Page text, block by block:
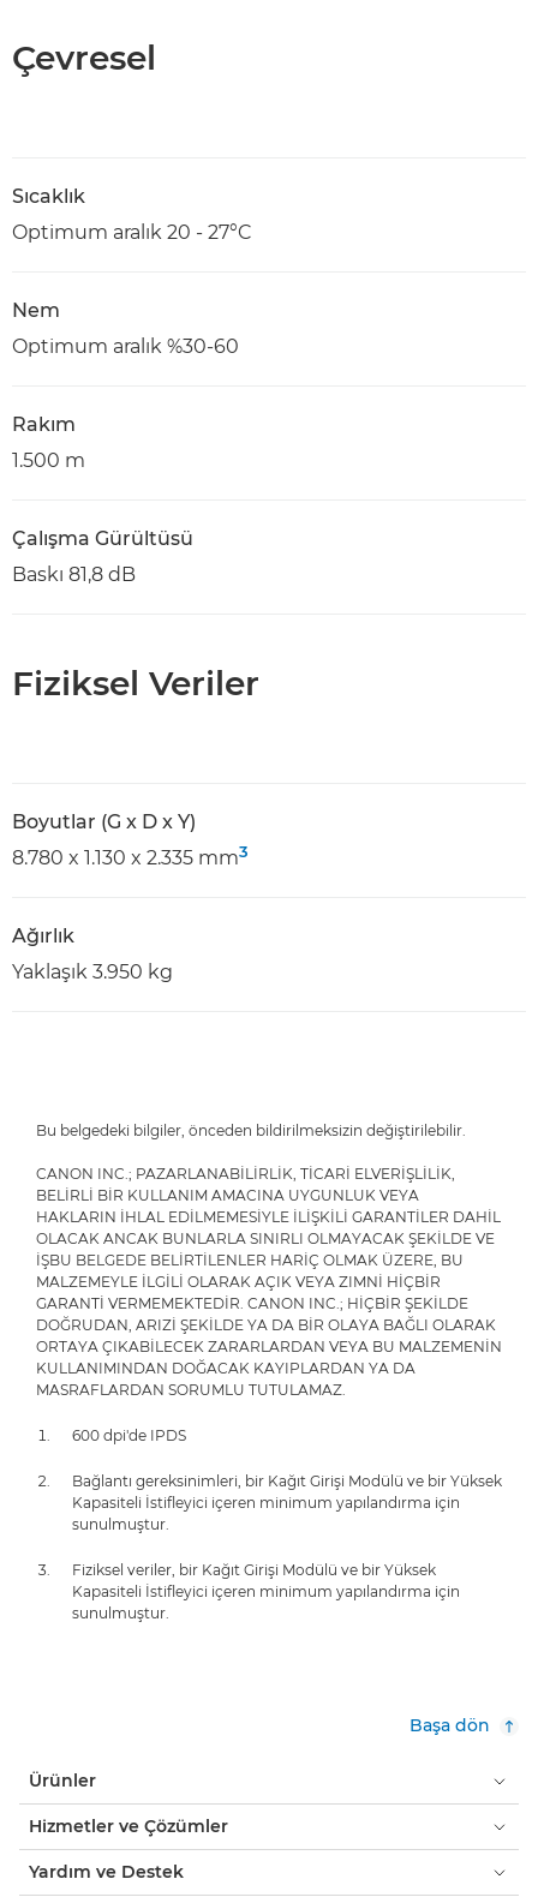
Çevresel
Sıcaklık
Optimum aralık 20 - 27°C
Nem
Optimum aralık %30-60
Rakım
1.500 m
Çalışma Gürültüsü
Baskı 81,8 dB
Fiziksel Veriler
Boyutlar (G x D x Y)
8.780 x 1.130 x 2.335 mm3
Ağırlık
Yaklaşık 3.950 kg
Bu belgedeki bilgiler, önceden bildirilmeksizin değiştirilebilir.
CANON INC.; PAZARLANABİLİRLİK, TİCARİ ELVERİŞLİLİK,
BELİRLİ BİR KULLANIM AMACINA UYGUNLUK VEYA
HAKLARIN İHLAL EDİLMEMESİYLE İLİŞKİLİ GARANTİLER DAHİL
OLACAK ANCAK BUNLARLA SINIRLI OLMAYACAK ŞEKİLDE VE
İŞBU BELGEDE BELİRTİLENLER HARİÇ OLMAK ÜZERE, BU
MALZEMEYLE İLGİLİ OLARAK AÇIK VEYA ZIMNİ HİÇBİR
GARANTİ VERMEMEKTEDİR. CANON INC.; HİÇBİR ŞEKİLDE
DOĞRUDAN, ARIZİ ŞEKİLDE YA DA BİR OLAYA BAĞLI OLARAK
ORTAYA ÇIKABİLECEK ZARARLARDAN VEYA BU MALZEMENİN
KULLANIMINDAN DOĞACAK KAYIPLARDAN YA DA
MASRAFLARDAN SORUMLU TUTULAMAZ.
600 dpi'de IPDS
Bağlantı gereksinimleri, bir Kağıt Girişi Modülü ve bir Yüksek
Kapasiteli İstifleyici içeren minimum yapılandırma için
sunulmuştur.
Fiziksel veriler, bir Kağıt Girişi Modülü ve bir Yüksek
Kapasiteli İstifleyici içeren minimum yapılandırma için
sunulmuştur.
Başa dön
Ürünler
Hizmetler ve Çözümler
Yardım ve Destek